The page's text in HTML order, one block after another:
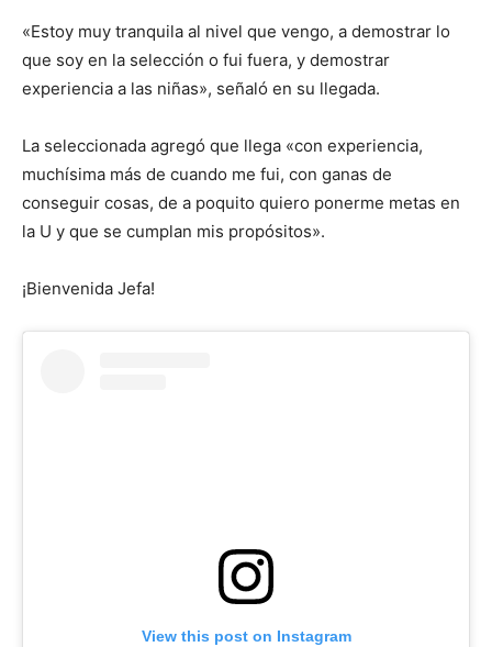
«Estoy muy tranquila al nivel que vengo, a demostrar lo
que soy en la selección o fui fuera, y demostrar
experiencia a las niñas», señaló en su llegada.
La seleccionada agregó que llega «con experiencia,
muchísima más de cuando me fui, con ganas de
conseguir cosas, de a poquito quiero ponerme metas en
la U y que se cumplan mis propósitos».
¡Bienvenida Jefa!
View this post on Instagram